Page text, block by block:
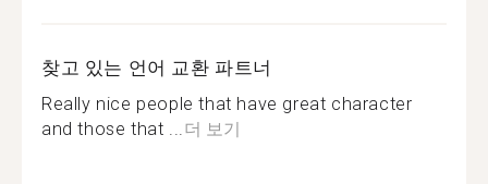
찾고 있는 언어 교환 파트너
Really nice people that have great character
and those that ...더 보기